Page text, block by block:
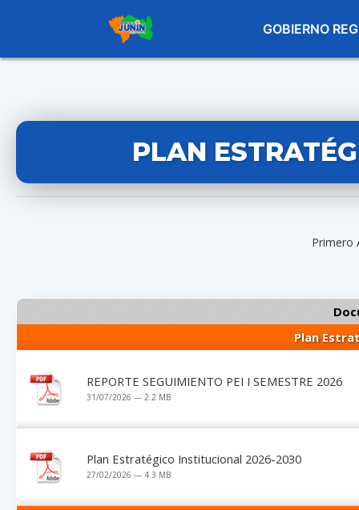
GOBIERNO
PLAN
Primero
Plan
REPORTE SEGUIMIENTO PEI I SEMESTRE 2026
31/07/2026 — 2.2 MB
Plan Estratégico Institucional 2026-2030
27/02/2026 — 4.3 MB